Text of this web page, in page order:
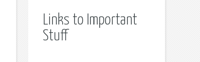
Links to Important
Stuff